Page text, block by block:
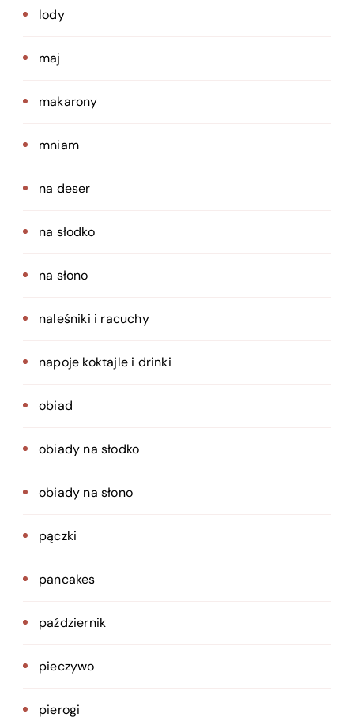
lody
maj
makarony
mniam
na deser
na słodko
na słono
naleśniki i racuchy
napoje koktajle i drinki
obiad
obiady na słodko
obiady na słono
pączki
pancakes
październik
pieczywo
pierogi